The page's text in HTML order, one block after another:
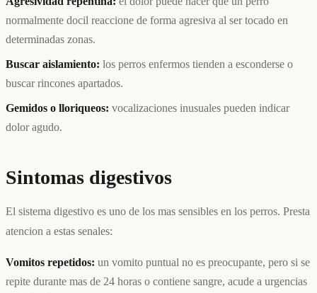
normalmente docil reaccione de forma agresiva al ser tocado en
determinadas zonas.
Buscar aislamiento: los perros enfermos tienden a esconderse o
buscar rincones apartados.
Gemidos o lloriqueos: vocalizaciones inusuales pueden indicar
dolor agudo.
Sintomas digestivos
El sistema digestivo es uno de los mas sensibles en los perros. Presta
atencion a estas senales:
Vomitos repetidos: un vomito puntual no es preocupante, pero si se
repite durante mas de 24 horas o contiene sangre, acude a urgencias